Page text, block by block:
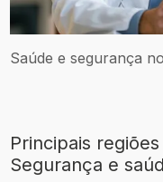
Saúde e segurança
Principais
Segurança e